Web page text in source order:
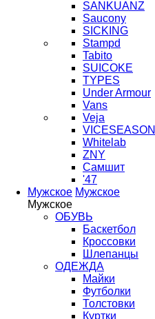
SANKUANZ
Saucony
SICKING
Stampd
Tabito
SUICOKE
TYPES
Under Armour
Vans
Veja
VICESEASON
Whitelab
ZNY
Самшит
'47
Мужское Мужское
Мужское
ОБУВЬ
Баскетбол
Кроссовки
Шлепанцы
ОДЕЖДА
Майки
Футболки
Толстовки
Куртки